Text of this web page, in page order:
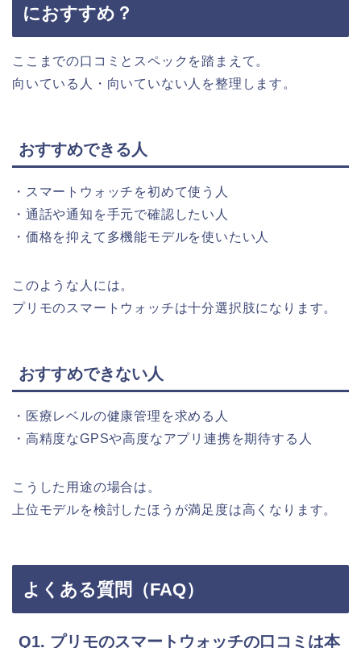
におすすめ？
ここまでの口コミとスペックを踏まえて。
向いている人・向いていない人を整理します。
おすすめできる人
・スマートウォッチを初めて使う人
・通話や通知を手元で確認したい人
・価格を抑えて多機能モデルを使いたい人
このような人には。
プリモのスマートウォッチは十分選択肢になります。
おすすめできない人
・医療レベルの健康管理を求める人
・高精度なGPSや高度なアプリ連携を期待する人
こうした用途の場合は。
上位モデルを検討したほうが満足度は高くなります。
よくある質問（FAQ）
Q1. プリモのスマートウォッチの口コミは本